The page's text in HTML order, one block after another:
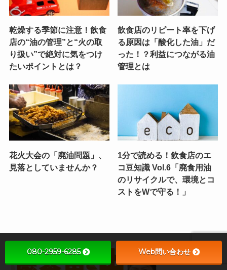
乾燥する季節に注意！飲食
店の“油の管理”と“火の取
り扱い”で絶対に気をつけ
たいポイントとは？
飲食店のリピート率を下げ
る原因は「酸化した油」だ
った！？利益につながる油
管理とは
花火大会の「廃油問題」、
見落としていませんか？
1分で読める！飲食店のエ
コ豆知識 Vol.6「廃食用油
のリサイクルで、環境とコ
ストをWで守る！」
080-2959-6285 Web問い合わせ